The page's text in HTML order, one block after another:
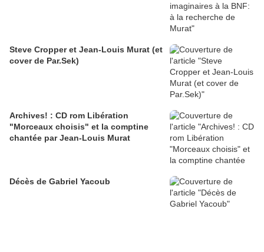
Steve Cropper et Jean-Louis Murat (et
cover de Par.Sek)
Archives! : CD rom Libération
"Morceaux choisis" et la comptine
chantée par Jean-Louis Murat
Décès de Gabriel Yacoub